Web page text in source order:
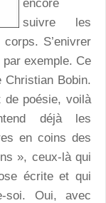
encore
suivre les
S’enivrer
par exemple. Ce
Bobin.
de poésie, voilà
déjà les
en coins des
», ceux-là qui
écrite et qui
soi. Oui, avec